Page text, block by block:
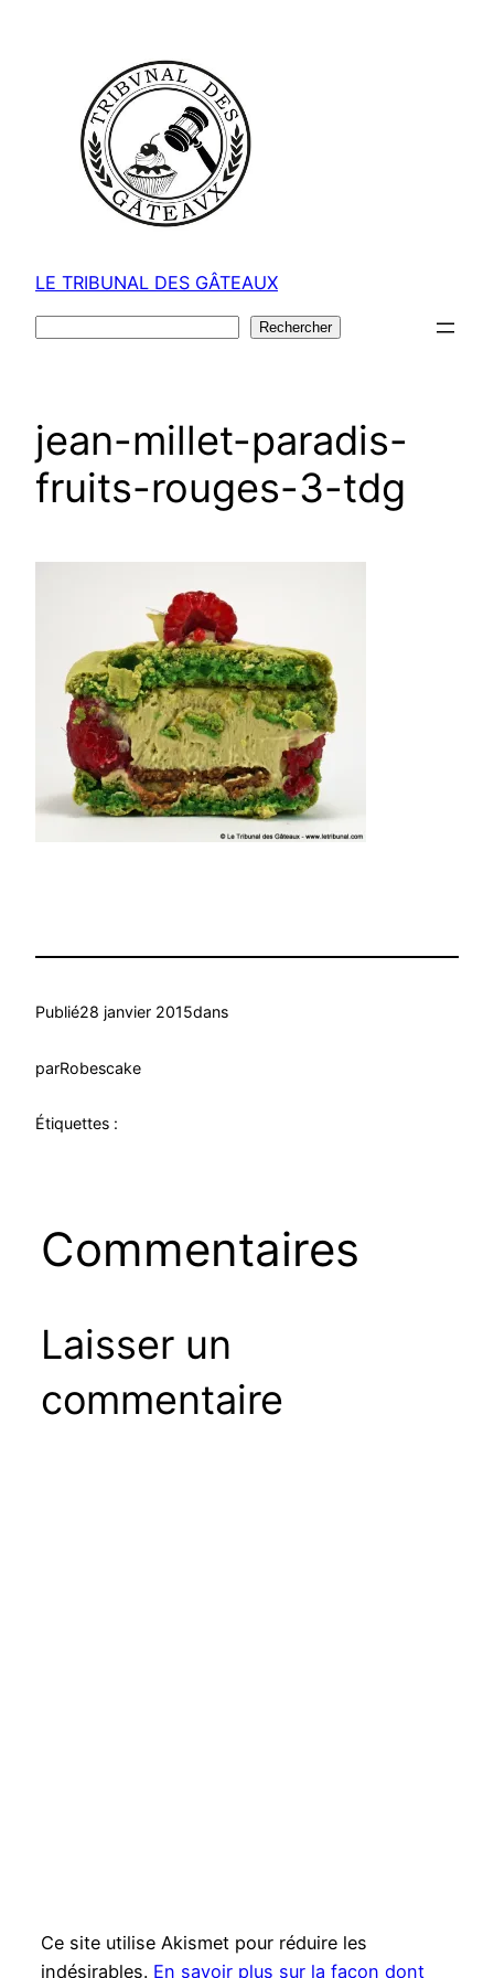
LE TRIBUNAL DES GÂTEAUX
Rechercher
jean-millet-paradis-
fruits-rouges-3-tdg
Publié28 janvier 2015dans
parRobescake
Étiquettes :
Commentaires
Laisser un
commentaire
Ce site utilise Akismet pour réduire les
indésirables. En savoir plus sur la façon dont